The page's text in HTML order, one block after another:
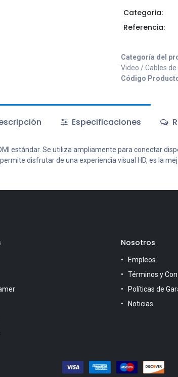
Categoria:
Referencia:
Categoría del
Video / Cables de
Código
Especificaciones
estándar. Se utiliza ampliamente para conectar
disfrutar de una experiencia visual HD, es la
Nosotros
Empleos
Términos y
Políticas de
Noticias